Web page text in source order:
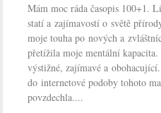
Mám moc ráda časopis 100+1.
statí a zajímavostí o světě
moje touha po nových a
přetížila moje mentální
výstižné, zajímavé a
do internetové podoby tohoto
povzdechla....